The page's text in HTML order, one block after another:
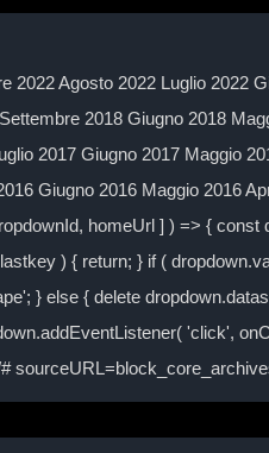
Agosto 2022 Luglio 2022
2018 Giugno 2018
2017 Giugno 2017 Maggio
Giugno 2016 Maggio 2016
homeUrl ] ) => {
) { return; } if (
} else { delete
'click',